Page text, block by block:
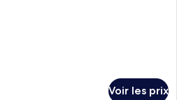
Voir les prix